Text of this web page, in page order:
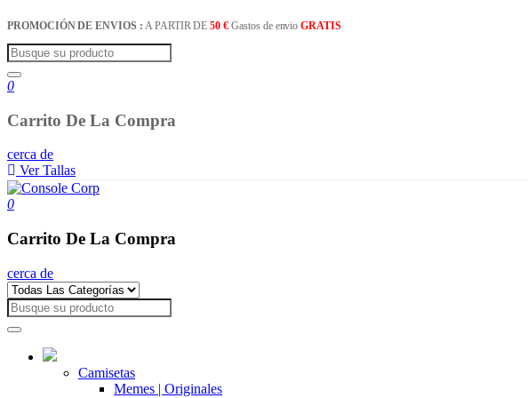
PROMOCIÓN DE ENVIOS : A PARTIR DE50 € Gastos de envioGRATIS
0
Carrito De La Compra
cerca de
Ver Tallas
0
Carrito De La Compra
cerca de
Camisetas
Memes | Originales